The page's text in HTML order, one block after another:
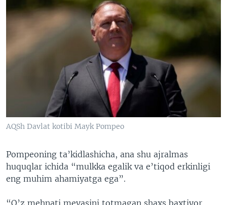
AQSh Davlat kotibi Mayk Pompeo
Pompeoning ta’kidlashicha, ana shu ajralmas
huquqlar ichida “mulkka egalik va e’tiqod erkinligi
eng muhim ahamiyatga ega”.
“O’z mehnati mevasini totmagan shaxs baxtiyor